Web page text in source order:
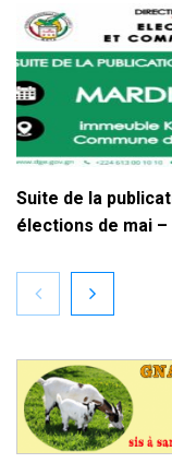
Suite de la
élections de mai –